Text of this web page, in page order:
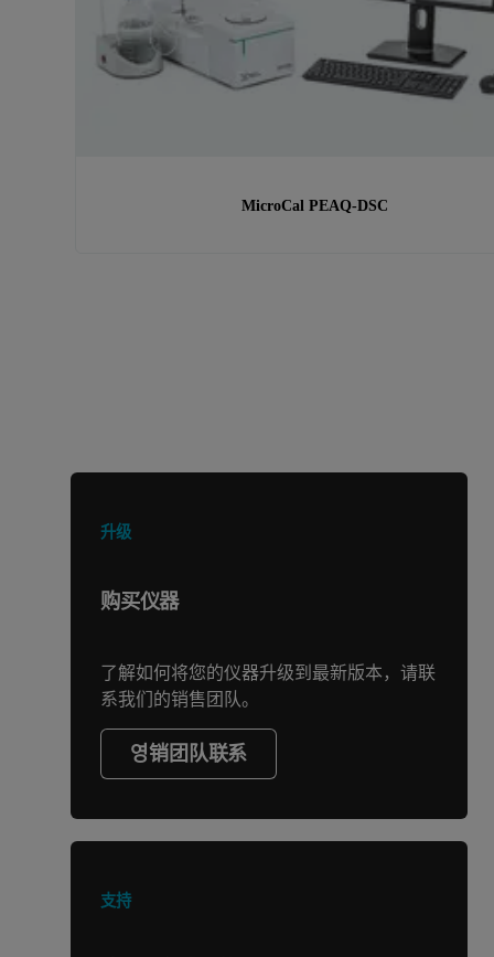
MicroCal PEAQ-DSC
升级
购买仪器
了解如何将您的仪器升级到最新版本，请联
系我们的销售团队。
영销团队联系
支持